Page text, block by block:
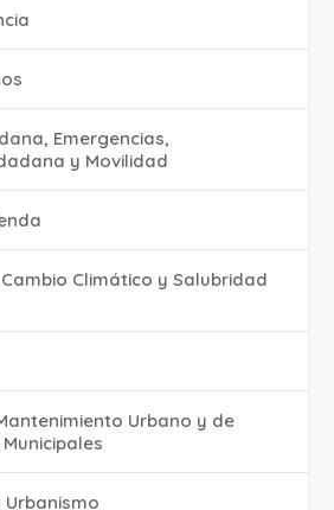
Emergencias,
y Movilidad
Climático y Salubridad
Urbano y de